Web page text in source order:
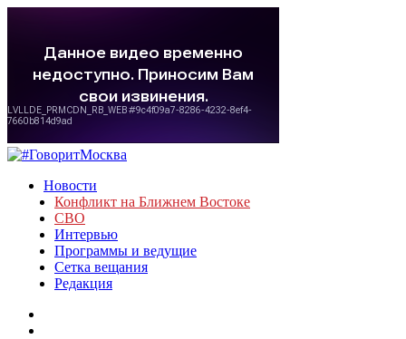
Новости
Конфликт на Ближнем Востоке
СВО
Интервью
Программы и ведущие
Сетка вещания
Редакция